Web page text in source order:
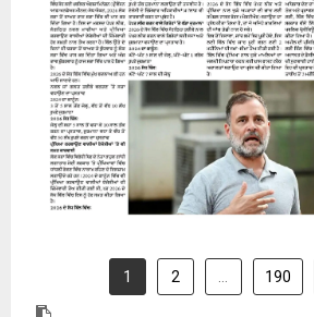
31 July 2026
1 2 … 190